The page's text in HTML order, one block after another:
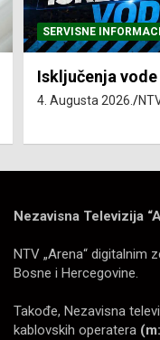
SERVISNE
Isključenja
4. Augusta 2026.
Nezavisna Televizija
NTV „Arena“ digitalnim
Bosne i Hercegovine.
Takođe, Nezavisna
kablovskih operatera